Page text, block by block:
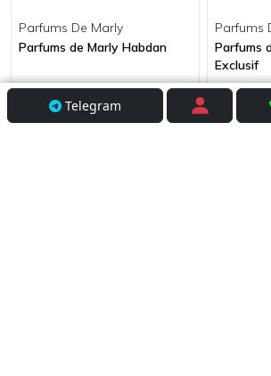
Parfums De Marly
Parfums de Marly Habdan
2 798 000 сум
Parfums
Parfums
Exclusif
2 990
Telegram